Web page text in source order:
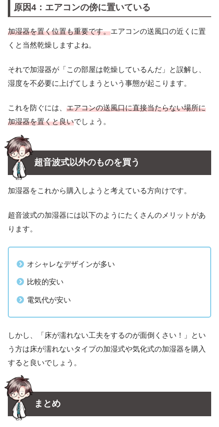
原因4：エアコンの傍に置いている
加湿器を置く位置も重要です。エアコンの送風口の近くに置
くと当然乾燥しますよね。
それで加湿器が「この部屋は乾燥しているんだ」と誤解し、
湿度を不必要に上げてしまうという事態が起こります。
これを防ぐには、 エアコンの送風口に直接当たらない場所に
加湿器を置くと良いでしょう。
超音波式以外のものを買う
加湿器をこれから購入しようと考えている方向けです。
超音波式の加湿器には以下のようにたくさんのメリットがあ
ります。
オシャレなデザインが多い
比較的安い
電気代が安い
しかし、「床が濡れない工夫をするのが面倒くさい！」とい
う方は床が濡れないタイプの加湿式や気化式の加湿器を購入
すると良いでしょう。
まとめ